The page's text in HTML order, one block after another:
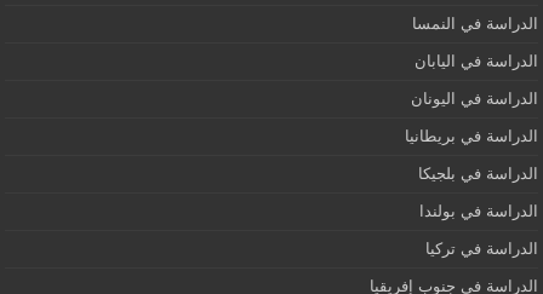
الدراسة في النمسا
الدراسة في اليابان
الدراسة في اليونان
الدراسة في بريطانيا
الدراسة في بلجيكا
الدراسة في بولندا
الدراسة في تركيا
الدراسة في جنوب إفريقيا